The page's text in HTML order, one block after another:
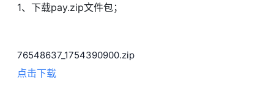
1、下载pay.zip文件包；
76548637_1754390900.zip
点击下载